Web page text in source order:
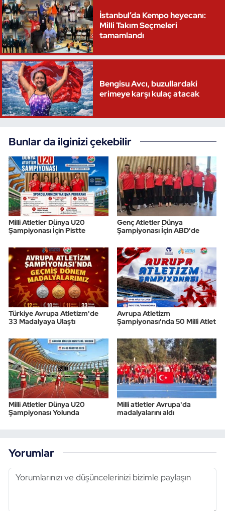
İstanbul’da Kempo heyecanı:
Milli Takım Seçmeleri
tamamlandı
Bengisu Avcı, buzullardaki
erimeye karşı kulaç atacak
Bunlar da ilginizi çekebilir
Milli Atletler Dünya U20
Şampiyonası İçin Pistte
Genç Atletler Dünya
Şampiyonası İçin ABD'de
Türkiye Avrupa Atletizm'de
33 Madalyaya Ulaştı
Avrupa Atletizm
Şampiyonası'nda 50 Milli Atlet
Milli Atletler Dünya U20
Şampiyonası Yolunda
Milli atletler Avrupa'da
madalyalarını aldı
Yorumlar